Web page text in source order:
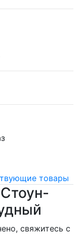
товары
свяжитесь с